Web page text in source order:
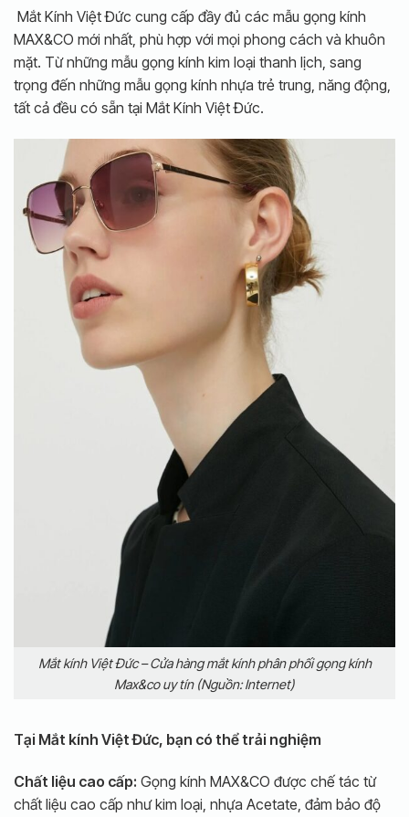
Mắt Kính Việt Đức cung cấp đầy đủ các mẫu gọng kính
MAX&CO mới nhất, phù hợp với mọi phong cách và khuôn
mặt. Từ những mẫu gọng kính kim loại thanh lịch, sang
trọng đến những mẫu gọng kính nhựa trẻ trung, năng động,
tất cả đều có sẵn tại Mắt Kính Việt Đức.
Mắt kính Việt Đức – Cửa hàng mắt kính phân phối gọng kính
Max&co uy tín (Nguồn: Internet)
Tại Mắt kính Việt Đức, bạn có thể trải nghiệm
Chất liệu cao cấp: Gọng kính MAX&CO được chế tác từ
chất liệu cao cấp như kim loại, nhựa Acetate, đảm bảo độ